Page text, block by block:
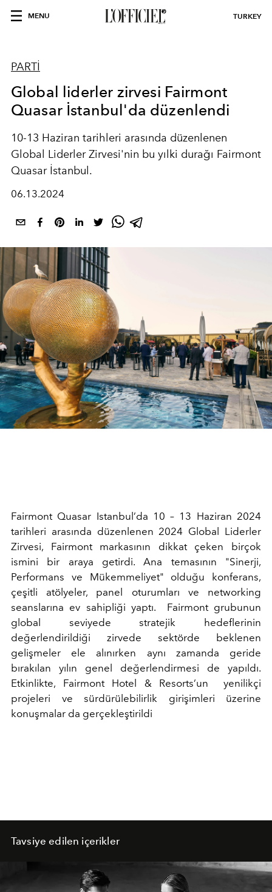
MENU TURKEY
PARTİ
Global liderler zirvesi Fairmont
Quasar İstanbul'da düzenlendi
10-13 Haziran tarihleri arasında düzenlenen
Global Liderler Zirvesi'nin bu yılki durağı Fairmont
Quasar İstanbul.
06.13.2024
Fairmont Quasar Istanbul’da 10 – 13 Haziran 2024
tarihleri arasında düzenlenen 2024 Global Liderler
Zirvesi, Fairmont markasının dikkat çeken birçok
ismini bir araya getirdi. Ana temasının "Sinerji,
Performans ve Mükemmeliyet" olduğu konferans,
çeşitli atölyeler, panel oturumları ve networking
seanslarına ev sahipliği yaptı. Fairmont grubunun
global seviyede stratejik hedeflerinin
değerlendirildiği zirvede sektörde beklenen
gelişmeler ele alınırken aynı zamanda geride
bırakılan yılın genel değerlendirmesi de yapıldı.
Etkinlikte, Fairmont Hotel & Resorts’un yenilikçi
projeleri ve sürdürülebilirlik girişimleri üzerine
konuşmalar da gerçekleştirildi
Tavsiye edilen içerikler